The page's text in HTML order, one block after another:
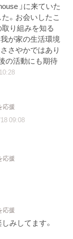
」に来ていた
。お会いしたこ
り組みを知る
が家の生活環境
さやかではあり
の活動にも期待
応援
09:08
応援
応援
みしてます。